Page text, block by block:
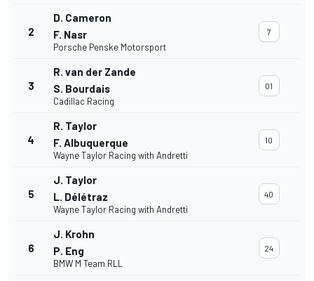
2
D. Cameron
F. Nasr
Porsche Penske Motorsport
7
3
R. van der Zande
S. Bourdais
Cadillac Racing
01
4
R. Taylor
F. Albuquerque
Wayne Taylor Racing with Andretti
10
5
J. Taylor
L. Délétraz
Wayne Taylor Racing with Andretti
40
6
J. Krohn
P. Eng
BMW M Team RLL
24